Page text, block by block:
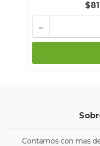
-
Contamos con mas